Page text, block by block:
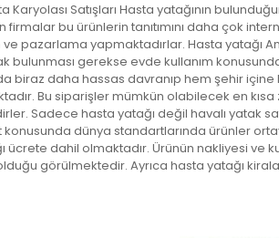
Karyolası Satışları Hasta yatağının
firmalar bu ürünlerin tanıtımını daha çok
ve pazarlama yapmaktadırlar. Hasta
bulunması gerekse evde kullanım
biraz daha hassas davranıp hem şehir içine
Bu siparişler mümkün olabilecek en
Sadece hasta yatağı değil havalı yatak
dünya standartlarında ürünler
ücrete dahil olmaktadır. Ürünün nakliyesi
görülmektedir. Ayrıca hasta yatağı